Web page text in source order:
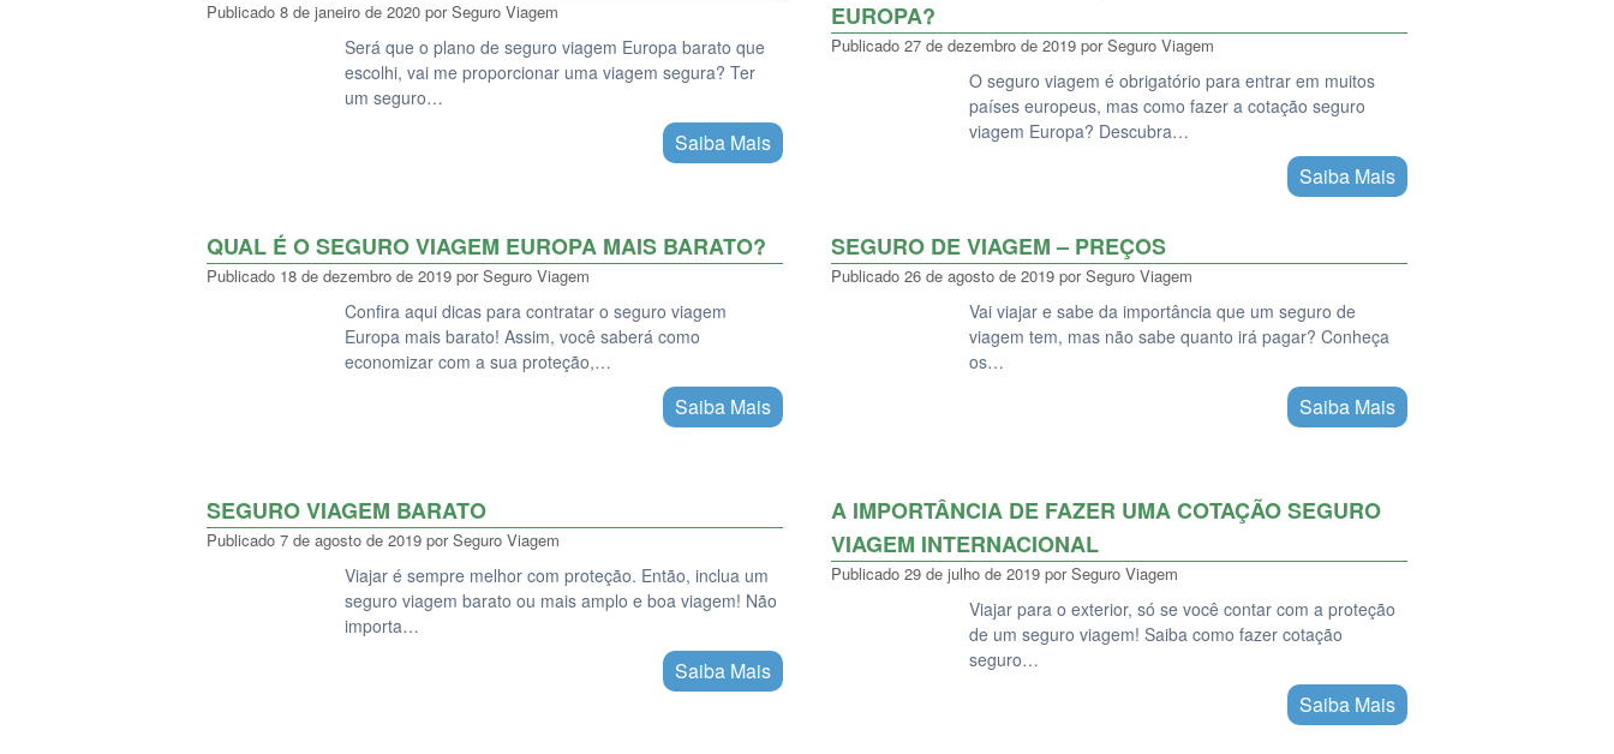
Publicado 8 de janeiro de 2020 por Seguro Viagem
Será que o plano de seguro viagem Europa barato que
escolhi, vai me proporcionar uma viagem segura? Ter
um seguro…
Saiba Mais
EUROPA?
Publicado 27 de dezembro de 2019 por Seguro Viagem
O seguro viagem é obrigatório para entrar em muitos
países europeus, mas como fazer a cotação seguro
viagem Europa? Descubra…
Saiba Mais
QUAL É O SEGURO VIAGEM EUROPA MAIS BARATO?
Publicado 18 de dezembro de 2019 por Seguro Viagem
Confira aqui dicas para contratar o seguro viagem
Europa mais barato! Assim, você saberá como
economizar com a sua proteção,…
Saiba Mais
SEGURO DE VIAGEM – PREÇOS
Publicado 26 de agosto de 2019 por Seguro Viagem
Vai viajar e sabe da importância que um seguro de
viagem tem, mas não sabe quanto irá pagar? Conheça
os…
Saiba Mais
SEGURO VIAGEM BARATO
Publicado 7 de agosto de 2019 por Seguro Viagem
Viajar é sempre melhor com proteção. Então, inclua um
seguro viagem barato ou mais amplo e boa viagem! Não
importa…
Saiba Mais
A IMPORTÂNCIA DE FAZER UMA COTAÇÃO SEGURO
VIAGEM INTERNACIONAL
Publicado 29 de julho de 2019 por Seguro Viagem
Viajar para o exterior, só se você contar com a proteção
de um seguro viagem! Saiba como fazer cotação
seguro…
Saiba Mais